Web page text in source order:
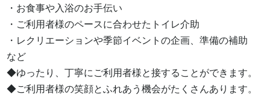
・お食事や入浴のお手伝い
・ご利用者様のペースに合わせたトイレ介助
・レクリエーションや季節イベントの企画、準備の補助
など
◆ゆったり、丁寧にご利用者様と接することができます。
◆ご利用者様の笑顔とふれあう機会がたくさんあります。